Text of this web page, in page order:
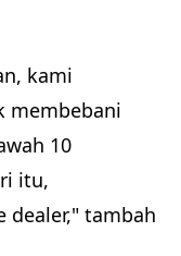
kami
membebani
10
itu,
dealer," tambah